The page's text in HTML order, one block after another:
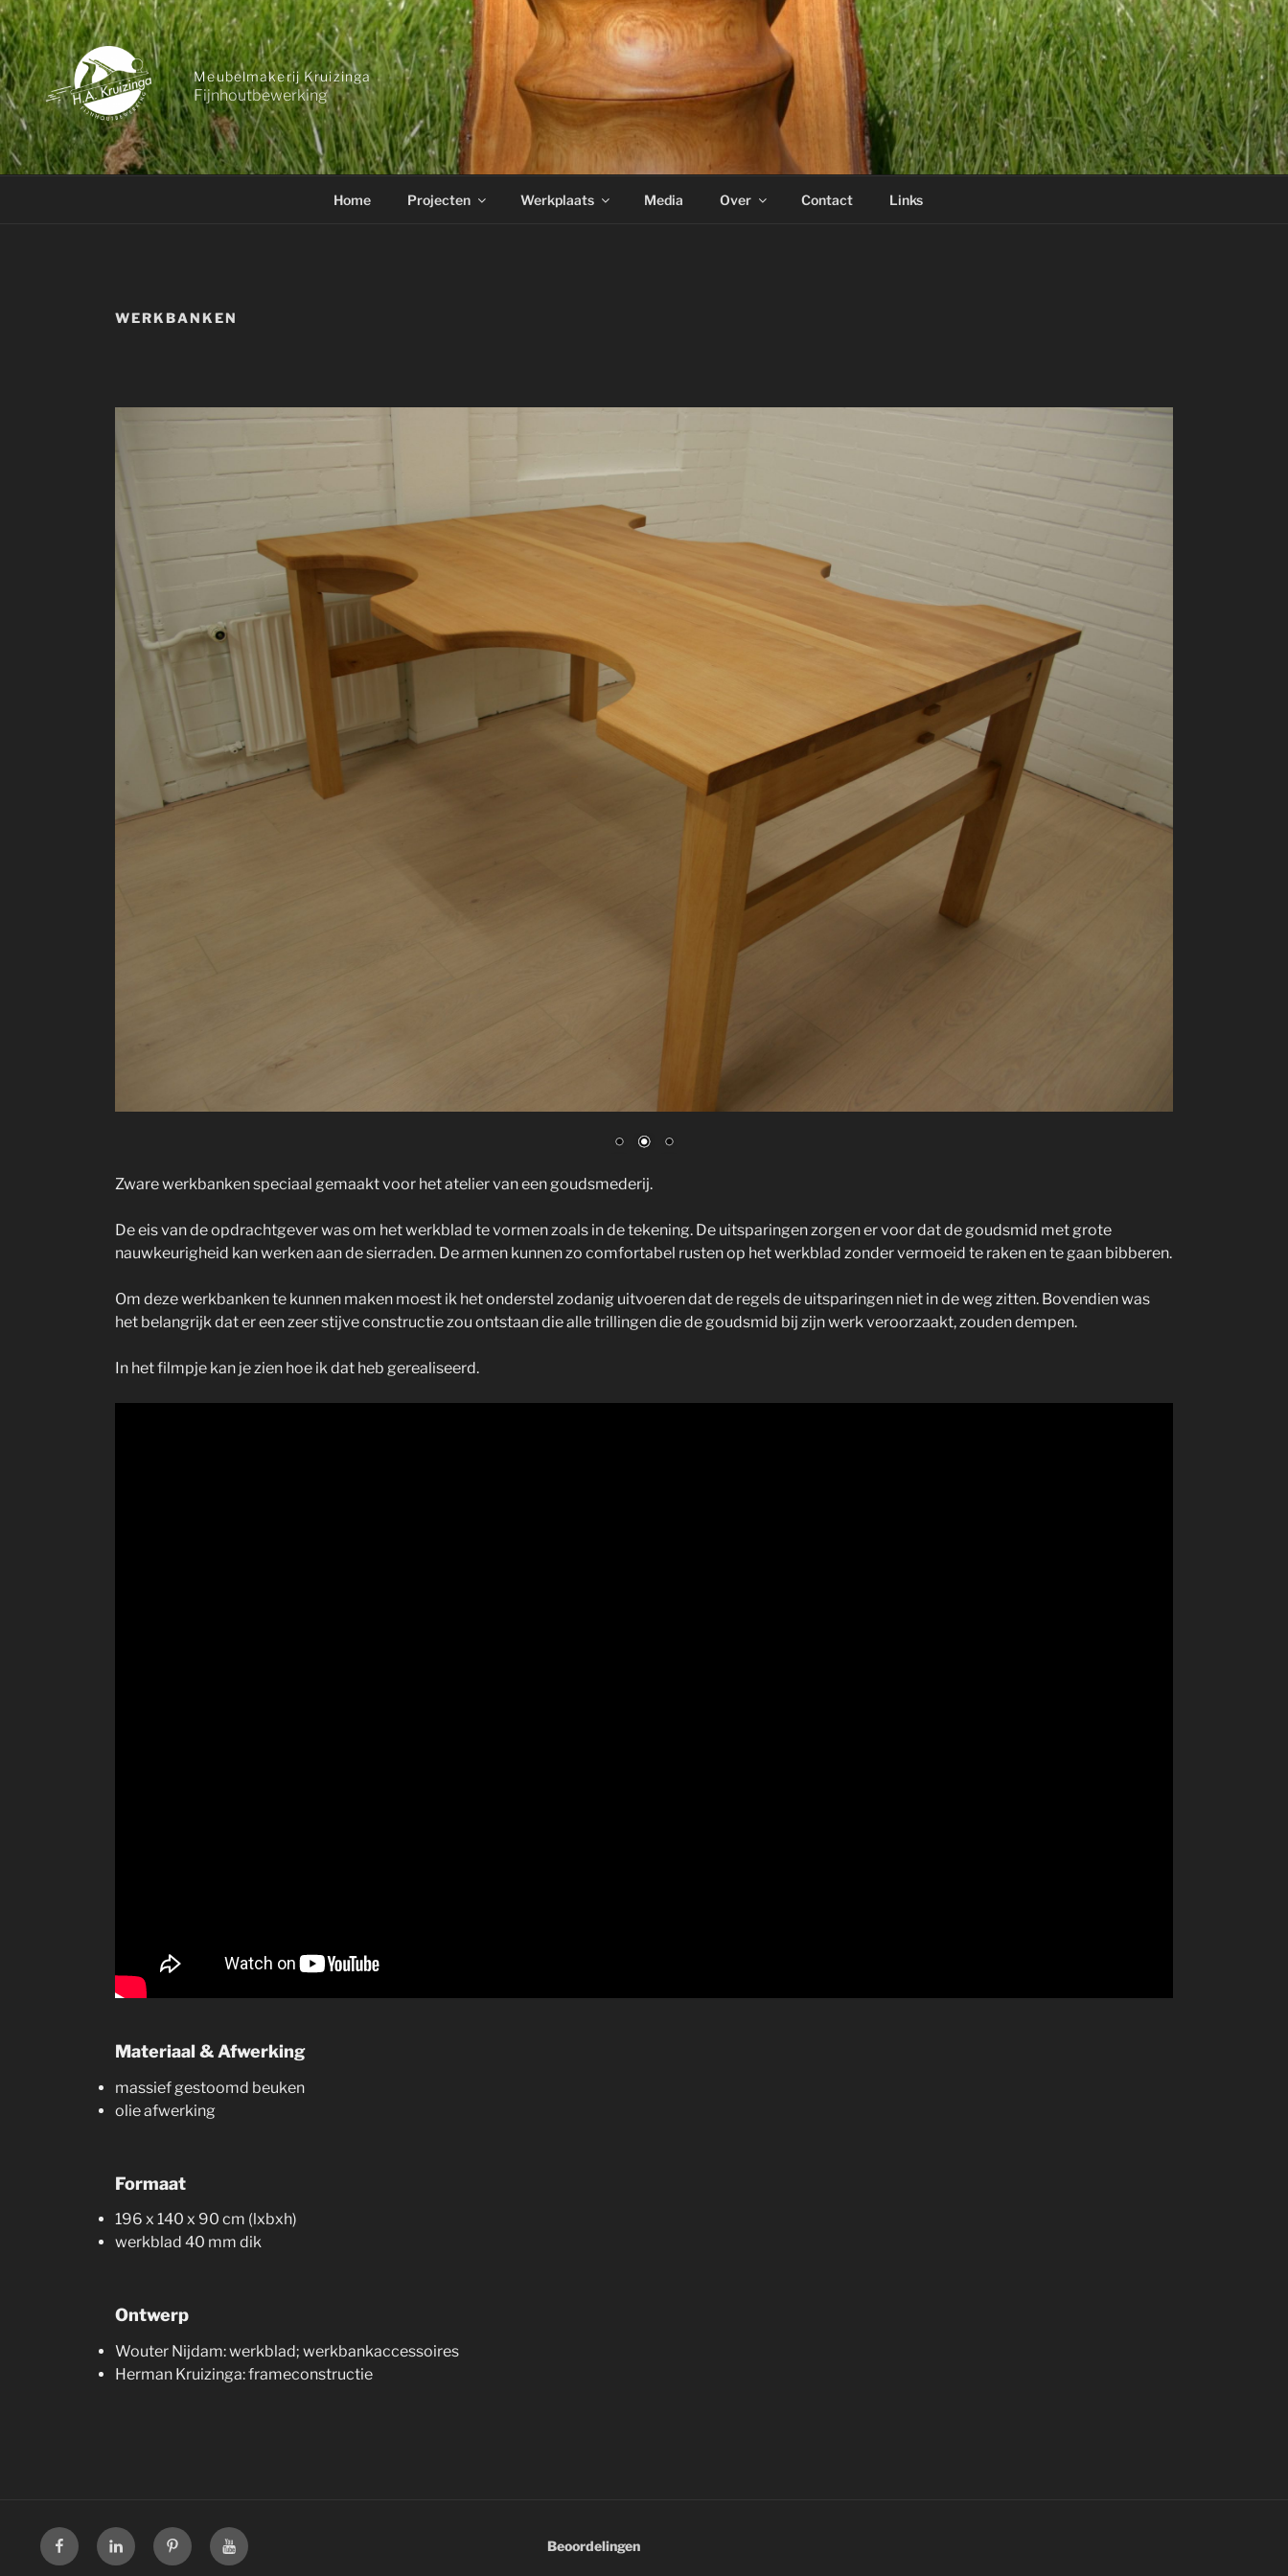
Ga
naar
de
inhoud
Meubelmakerij Kruizinga
Fijnhoutbewerking
Home Projecten Werkplaats Media Over Contact Links
WERKBANKEN
Zware werkbanken speciaal gemaakt voor het atelier van een goudsmederij.
De eis van de opdrachtgever was om het werkblad te vormen zoals in de tekening. De uitsparingen zorgen er voor dat de goudsmid met grote
nauwkeurigheid kan werken aan de sierraden. De armen kunnen zo comfortabel rusten op het werkblad zonder vermoeid te raken en te gaan bibberen.
Om deze werkbanken te kunnen maken moest ik het onderstel zodanig uitvoeren dat de regels de uitsparingen niet in de weg zitten. Bovendien was
het belangrijk dat er een zeer stijve constructie zou ontstaan die alle trillingen die de goudsmid bij zijn werk veroorzaakt, zouden dempen.
In het filmpje kan je zien hoe ik dat heb gerealiseerd.
Materiaal & Afwerking
massief gestoomd beuken
olie afwerking
Formaat
196 x 140 x 90 cm (lxbxh)
werkblad 40 mm dik
Ontwerp
Wouter Nijdam: werkblad; werkbankaccessoires
Herman Kruizinga: frameconstructie
Menu
item
Menu
item
Menu
item
Menu
item
Beoordelingen